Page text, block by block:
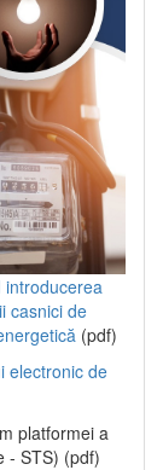
casnici de
(pdf)
electronic de
platformei a
- STS) (pdf)